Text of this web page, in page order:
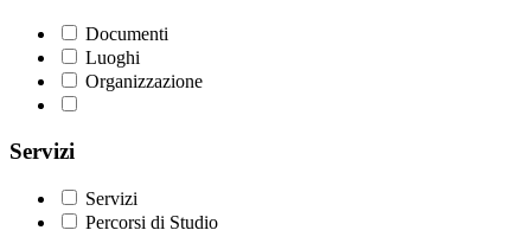
Documenti
Luoghi
Organizzazione
Servizi
Servizi
Percorsi di Studio